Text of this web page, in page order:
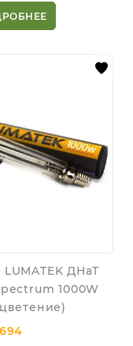
ДНаТ
1000W